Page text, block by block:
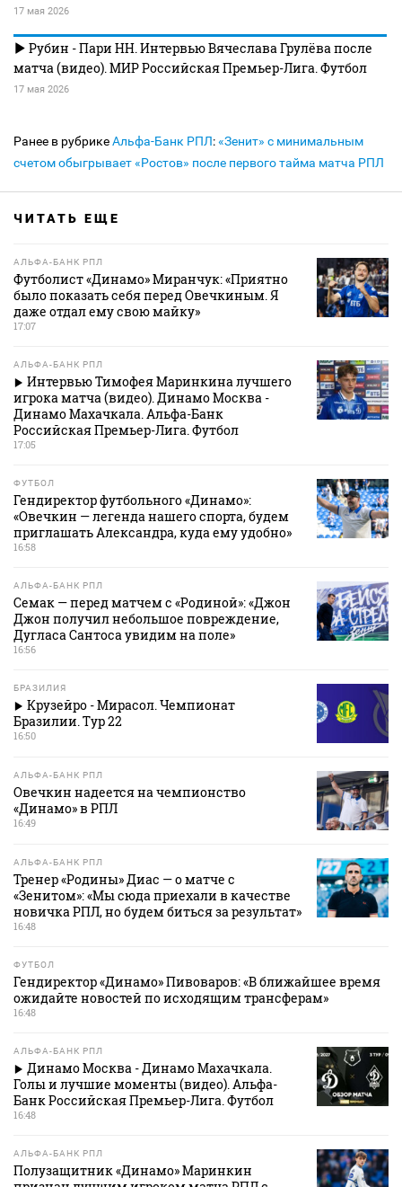
17 мая 2026
Рубин - Пари НН. Интервью Вячеслава Грулёва после
матча (видео). МИР Российская Премьер-Лига. Футбол
17 мая 2026
Ранее в рубрикеАльфа-Банк РПЛ:«Зенит» с минимальным
счетом обыгрывает «Ростов» после первого тайма матча РПЛ
ЧИТАТЬ ЕЩЕ
АЛЬФА-БАНК РПЛ
Футболист «Динамо» Миранчук: «Приятно
было показать себя перед Овечкиным. Я
даже отдал ему свою майку»
17:07
АЛЬФА-БАНК РПЛ
Интервью Тимофея Маринкина лучшего
игрока матча (видео). Динамо Москва -
Динамо Махачкала. Альфа-Банк
Российская Премьер-Лига. Футбол
17:05
ФУТБОЛ
Гендиректор футбольного «Динамо»:
«Овечкин — легенда нашего спорта, будем
приглашать Александра, куда ему удобно»
16:58
АЛЬФА-БАНК РПЛ
Семак — перед матчем с «Родиной»: «Джон
Джон получил небольшое повреждение,
Дугласа Сантоса увидим на поле»
16:56
БРАЗИЛИЯ
Крузейро - Мирасол. Чемпионат
Бразилии. Тур 22
16:50
АЛЬФА-БАНК РПЛ
Овечкин надеется на чемпионство
«Динамо» в РПЛ
16:49
АЛЬФА-БАНК РПЛ
Тренер «Родины» Диас — о матче с
«Зенитом»: «Мы сюда приехали в качестве
новичка РПЛ, но будем биться за результат»
16:48
ФУТБОЛ
Гендиректор «Динамо» Пивоваров: «В ближайшее время
ожидайте новостей по исходящим трансферам»
16:48
АЛЬФА-БАНК РПЛ
Динамо Москва - Динамо Махачкала.
Голы и лучшие моменты (видео). Альфа-
Банк Российская Премьер-Лига. Футбол
16:48
АЛЬФА-БАНК РПЛ
Полузащитник «Динамо» Маринкин